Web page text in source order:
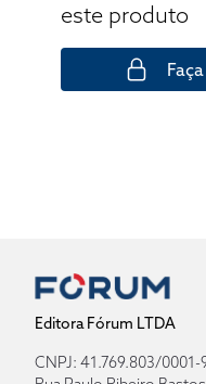
este produto
Editora Fórum LTDA
CNPJ: 41.769.803/0001-